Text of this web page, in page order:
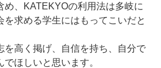
め、KATEKYOの利用法は多岐に
を求める学生にはもってこいだと
を高く掲げ、自信を持ち、自分で
ほしいと思います。